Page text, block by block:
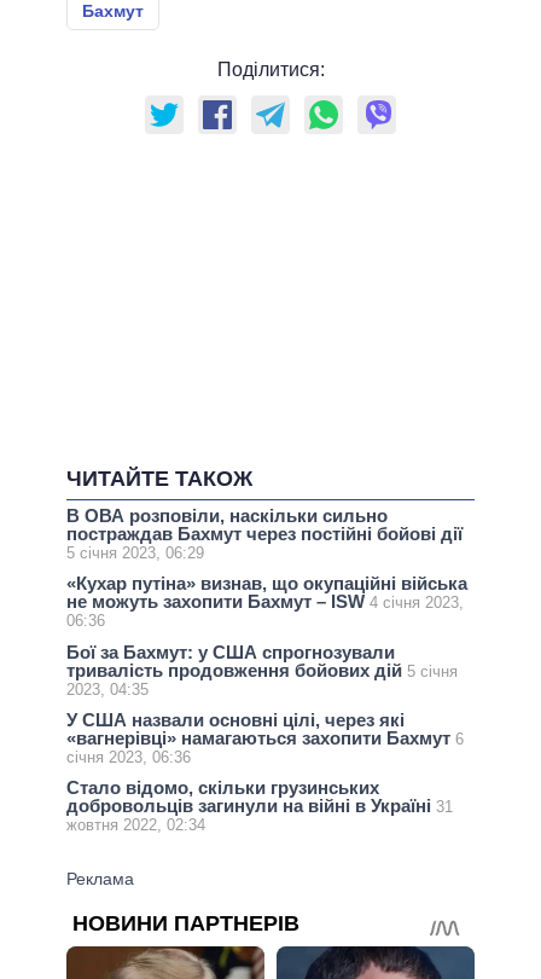
Бахмут
Поділитися:
ЧИТАЙТЕ ТАКОЖ
В ОВА розповіли, наскільки сильно
постраждав Бахмут через постійні бойові дії
5 січня 2023, 06:29
«Кухар путіна» визнав, що окупаційні війська
не можуть захопити Бахмут – ISW 4 січня 2023,
06:36
Бої за Бахмут: у США спрогнозували
тривалість продовження бойових дій 5 січня
2023, 04:35
У США назвали основні цілі, через які
«вагнерівці» намагаються захопити Бахмут 6
січня 2023, 06:36
Стало відомо, скільки грузинських
добровольців загинули на війні в Україні 31
жовтня 2022, 02:34